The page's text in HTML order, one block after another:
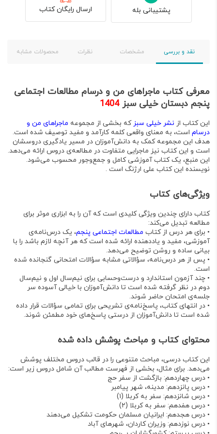
پشتیبانی بله ارسال رایگان کتاب
نقد و بررسی مشخصات نظرات محصولات مشابه
معرفی کتاب ماجراهای من و درسام مطالعات اجتماعی
پنجم دبستان خیلی سبز1404
این کتاب از نشر خیلی سبز که بخشی از مجموعه ماجراهای من و
درسام است، به معنای واقعی کلمهکارآمد و مفید توصیف شده است.
هدف این مجموعه کمک به دانش‌آموزان در مسیر یادگیری دروسشان
است و این کتاب نیز ماجرایی متفاوت در مطالعه‌ی دروس ارائه می‌دهد.
این منبع، یککتاب آموزشی کامل و جمع‌وجور محسوب می‌شود.
نویسنده این کتاب علی ارژنگ است .
ویژگی‌های کتاب
کتاب دارای چندین ویژگی کلیدی است که آن را به ابزاری موثر برای
مطالعه تبدیل می‌کند:
• برای هر درس از کتاب مطالعات اجتماعی پنجم، یک درس‌نامه‌ی
آموزشی، مفید و یاددهنده ارائه شده است که هر آنچه لازم باشد را با
بیانی ساده و روشن توضیح می‌دهد.
• پس از هر درس‌نامه، سؤالاتی مشابه سؤالات امتحانی گنجانده شده
است.
• چندآزمون استاندارد و درست‌وحسابی برای نیم‌سال اول و نیم‌سال
دوم در نظر گرفته شده است تا دانش‌آموزان با خیالی آسوده سر
جلسه‌ی امتحان حاضر شوند.
• در انتهای کتاب، پاسخ‌نامه‌ی تشریحی برای تمامی سؤالات قرار داده
شده است تا دانش‌آموزان از درستی پاسخ‌های خود مطمئن شوند.
محتوای کتاب و مباحث پوشش داده شده
این کتاب درسی، مباحث متنوعی را در قالب دروس مختلف پوشش
می‌دهد. برای مثال، بخشی از فهرست مطالب آن شامل دروس زیر است:
• درس چهاردهم: بازگشت از سفر حج
• درس پانزدهم: مدینه، شهر پیامبر
• درس شانزدهم: سفر به کربلا (۱)
• درس هفدهم: سفر به کربلا (۲)
• درس هجدهم: ایرانیان مسلمان حکومت تشکیل می‌دهند
• درس نوزدهم: وزیران کاردان، شهرهای آباد